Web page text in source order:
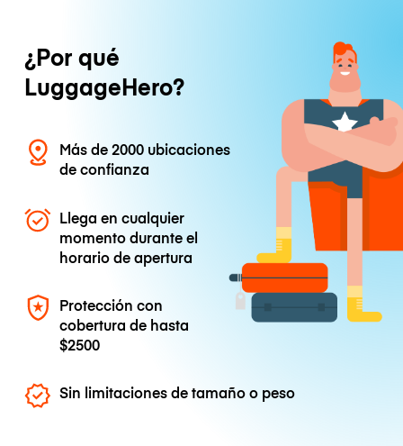
¿Por qué
LuggageHero?
Más de 2000 ubicaciones
de confianza
Llega en cualquier
momento durante el
horario de apertura
Protección con
cobertura de hasta
$2500
Sin limitaciones de tamaño o peso